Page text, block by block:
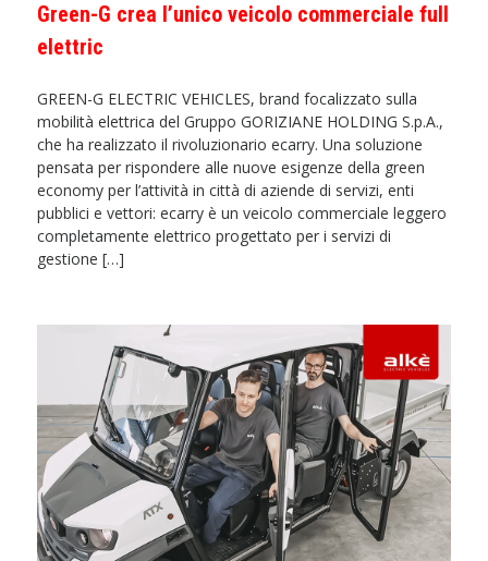
Green-G crea l’unico veicolo commerciale full
elettric
GREEN-G ELECTRIC VEHICLES, brand focalizzato sulla
mobilità elettrica del Gruppo GORIZIANE HOLDING S.p.A.,
che ha realizzato il rivoluzionario ecarry. Una soluzione
pensata per rispondere alle nuove esigenze della green
economy per l’attività in città di aziende di servizi, enti
pubblici e vettori: ecarry è un veicolo commerciale leggero
completamente elettrico progettato per i servizi di
gestione […]